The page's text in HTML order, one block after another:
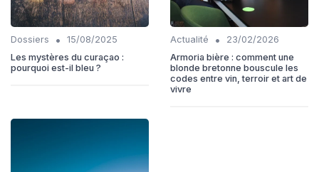
Dossiers •
15/08/2025
Les mystères du curaçao :
pourquoi est-il bleu ?
Actualité •
23/02/2026
Armoria bière : comment une
blonde bretonne bouscule les
codes entre vin, terroir et art de
vivre